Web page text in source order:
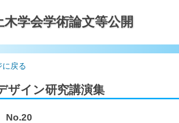
木学会学術論文等公開
に戻る
ザイン研究講演集
No.20